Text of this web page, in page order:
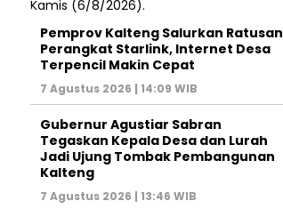
Pemprov Kalteng Salurkan Ratusan
Perangkat Starlink, Internet Desa
Terpencil Makin Cepat
7 Agustus 2026 | 14:09 WIB
Gubernur Agustiar Sabran
Tegaskan Kepala Desa dan Lurah
Jadi Ujung Tombak Pembangunan
Kalteng
7 Agustus 2026 | 13:46 WIB